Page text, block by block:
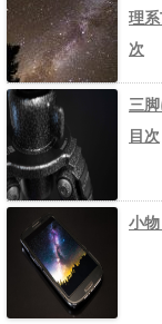
理
次
三
目次
小